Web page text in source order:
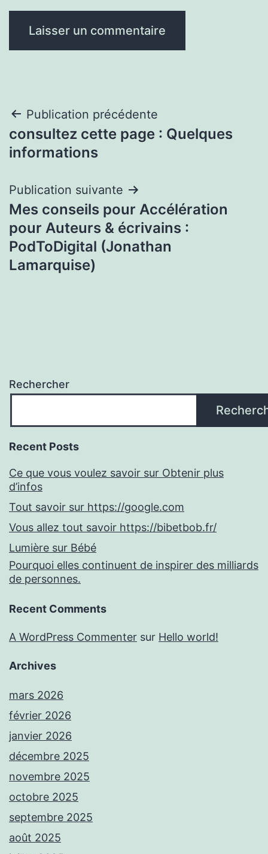
Navigation
de
Publication précédente
consultez cette page : Quelques
informations
Publication suivante
Mes conseils pour Accélération
pour Auteurs & écrivains :
PodToDigital (Jonathan
Lamarquise)
Rechercher
Recent Posts
Ce que vous voulez savoir sur Obtenir plus
d’infos
Tout savoir sur https://google.com
Vous allez tout savoir https://bibetbob.fr/
Lumière sur Bébé
Pourquoi elles continuent de inspirer des milliards
de personnes.
Recent Comments
A WordPress Commenter sur Hello world!
Archives
mars 2026
février 2026
janvier 2026
décembre 2025
novembre 2025
octobre 2025
septembre 2025
août 2025